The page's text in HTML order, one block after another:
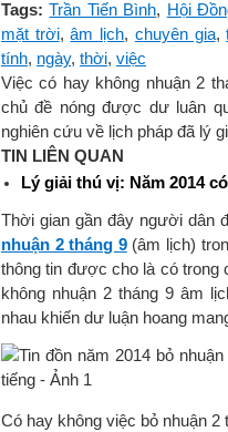
Tags: Trần Tiến Bình, Hội
mặt trời,âm lịch, chuyên gia,
tính, ngày, thời, việc
Việc có hay không nhuận 2
chủ đề nóng được dư luân
nghiên cứu về lịch pháp đã lý
TIN LIÊN QUAN
Lý giải thú vị: Năm 2014
Thời gian gần đây người dân
nhuận 2 tháng 9(âm lịch)
thông tin được cho là có
không nhuận 2 tháng 9 âm
nhau khiến dư luận hoang
Có hay không việc bỏ nhuận 2